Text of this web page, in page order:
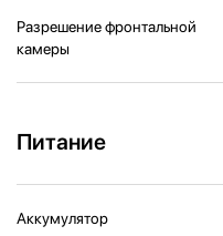
Разрешение фронтальной
камеры
Питание
Аккумулятор